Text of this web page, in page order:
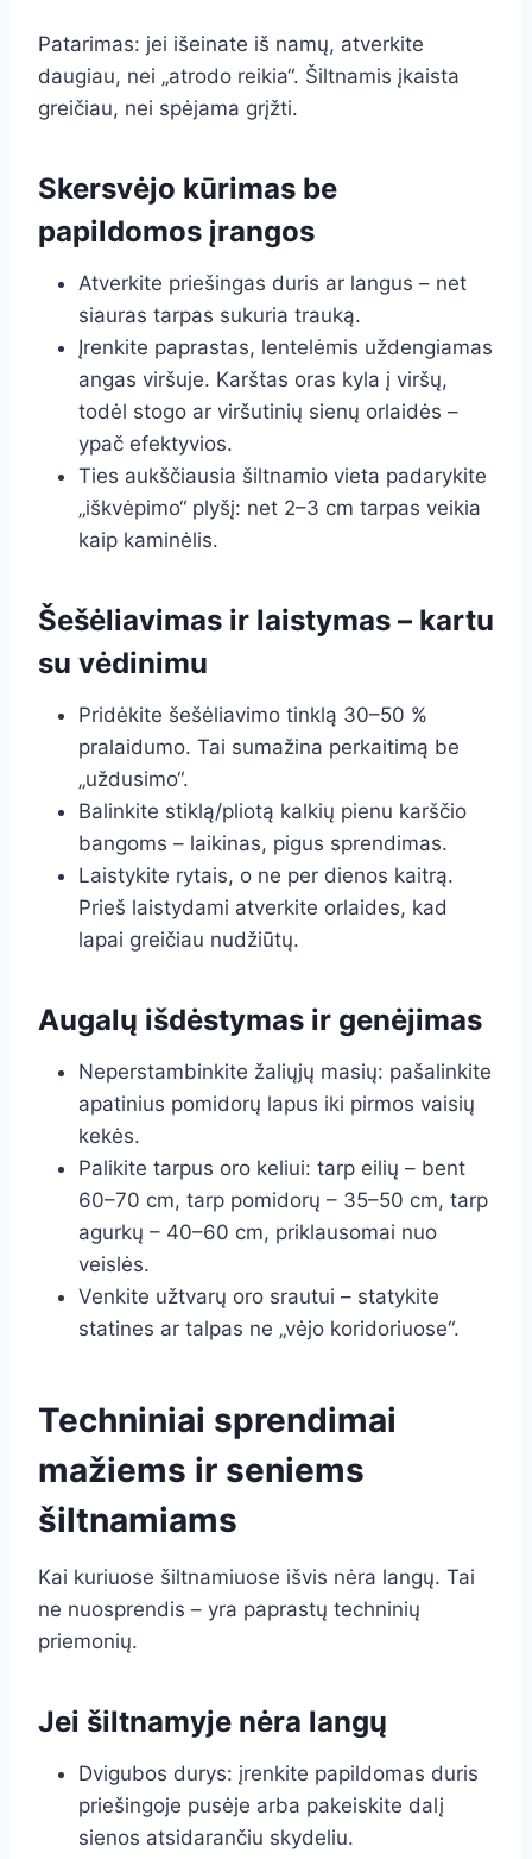
Patarimas: jei išeinate iš namų, atverkite
daugiau, nei „atrodo reikia“. Šiltnamis įkaista
greičiau, nei spėjama grįžti.
Skersvėjo kūrimas be
papildomos įrangos
Atverkite priešingas duris ar langus – net
siauras tarpas sukuria trauką.
Įrenkite paprastas, lentelėmis uždengiamas
angas viršuje. Karštas oras kyla į viršų,
todėl stogo ar viršutinių sienų orlaidės –
ypač efektyvios.
Ties aukščiausia šiltnamio vieta padarykite
„iškvėpimo“ plyšį: net 2–3 cm tarpas veikia
kaip kaminėlis.
Šešėliavimas ir laistymas – kartu
su vėdinimu
Pridėkite šešėliavimo tinklą 30–50 %
pralaidumo. Tai sumažina perkaitimą be
„uždusimo“.
Balinkite stiklą/pliotą kalkių pienu karščio
bangoms – laikinas, pigus sprendimas.
Laistykite rytais, o ne per dienos kaitrą.
Prieš laistydami atverkite orlaides, kad
lapai greičiau nudžiūtų.
Augalų išdėstymas ir genėjimas
Neperstambinkite žaliųjų masių: pašalinkite
apatinius pomidorų lapus iki pirmos vaisių
kekės.
Palikite tarpus oro keliui: tarp eilių – bent
60–70 cm, tarp pomidorų – 35–50 cm, tarp
agurkų – 40–60 cm, priklausomai nuo
veislės.
Venkite užtvarų oro srautui – statykite
statines ar talpas ne „vėjo koridoriuose“.
Techniniai sprendimai
mažiems ir seniems
šiltnamiams
Kai kuriuose šiltnamiuose išvis nėra langų. Tai
ne nuosprendis – yra paprastų techninių
priemonių.
Jei šiltnamyje nėra langų
Dvigubos durys: įrenkite papildomas duris
priešingoje pusėje arba pakeiskite dalį
sienos atsidarančiu skydeliu.